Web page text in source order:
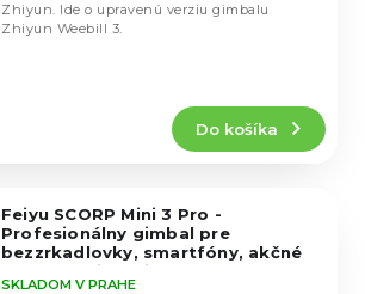
Do košíka
Zhiyun. Ide o upravenú verziu gimbalu
Zhiyun Weebill 3.
Feiyu SCORP Mini 3 Pro -
Profesionálny gimbal pre
bezzrkadlovky, smartfóny, akčné
Nejnovější model 2026
SKLADOM V PRAHE